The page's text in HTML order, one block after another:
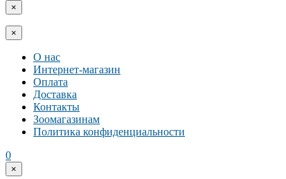
×
×
О нас
Интернет-магазин
Оплата
Доставка
Контакты
Зоомагазинам
Политика конфиденциальности
0
×